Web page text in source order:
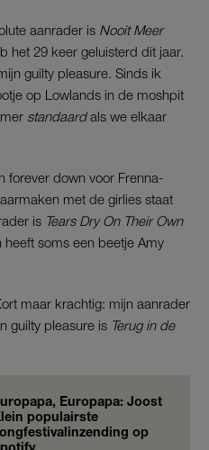
aanrader is Nooit Meer
het 29 keer geluisterd dit jaar.
guilty pleasure. Sinds ik
op Lowlands in de moshpit
standaardals we elkaar
forever down voor Frenna-
met de girlies staat
is Tears Dry On Their Own
soms een beetje Amy
maar krachtig: mijn aanrader
guilty pleasure is Terug in de
Europapa: Joost
populairste
op